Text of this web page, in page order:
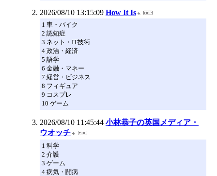
2026/08/10 13:15:09 How It Is
1 車・バイク
2 認知症
3 ネット・IT技術
4 政治・経済
5 語学
6 金融・マネー
7 経営・ビジネス
8 フィギュア
9 コスプレ
10 ゲーム
2026/08/10 11:45:44 小林恭子の英国メディア・
ウオッチ
1 科学
2 介護
3 ゲーム
4 病気・闘病